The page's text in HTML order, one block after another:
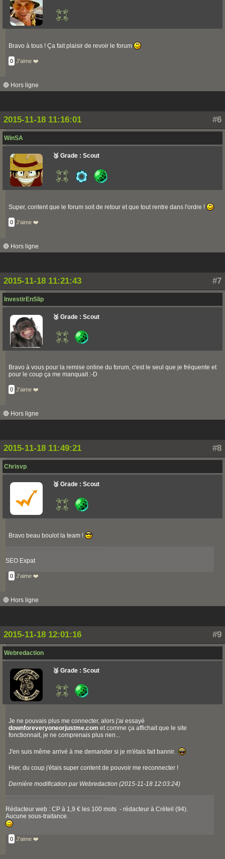
Bravo à tous ! Ça fait plaisir de revoir le forum
0 J'aime ❤️
🔴 Hors ligne
#6
2015-11-18 11:16:01
WinSA
🥉 Grade : Scout
Super, content que le forum soit de retour et que tout rentre dans l'ordre !
0 J'aime ❤️
🔴 Hors ligne
#7
2015-11-18 11:21:43
InvestirEnSlip
🥉 Grade : Scout
Bravo à vous pour la remise online du forum, c'est le seul que je fréquente et
pour le coup ça me manquait :-D
0 J'aime ❤️
🔴 Hors ligne
#8
2015-11-18 11:49:21
Chrisvp
🥉 Grade : Scout
Bravo beau boulot la team !
SEO Expat
0 J'aime ❤️
🔴 Hors ligne
#9
2015-11-18 12:01:16
Webredaction
🥉 Grade : Scout
Je ne pouvais plus me connecter, alors j'ai essayé
downforeveryoneorjustme.com et comme ça affichait que le site
fonctionnait, je ne comprenais plus rien...
J'en suis même arrivé à me demander si je m'étais fait bannir.
Hier, du coup j'étais super content de pouvoir me reconnecter !
Dernière modification par Webredaction (2015-11-18 12:03:24)
Rédacteur web : CP à 1,9 € les 100 mots - rédacteur à Créteil (94).
Aucune sous-traitance.
0 J'aime ❤️